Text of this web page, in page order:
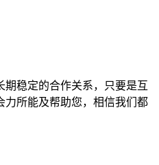
期稳定的合作关系，只要是互
力所能及帮助您，相信我们都